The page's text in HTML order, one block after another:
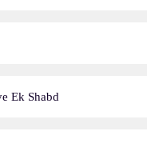
Ek Shabd